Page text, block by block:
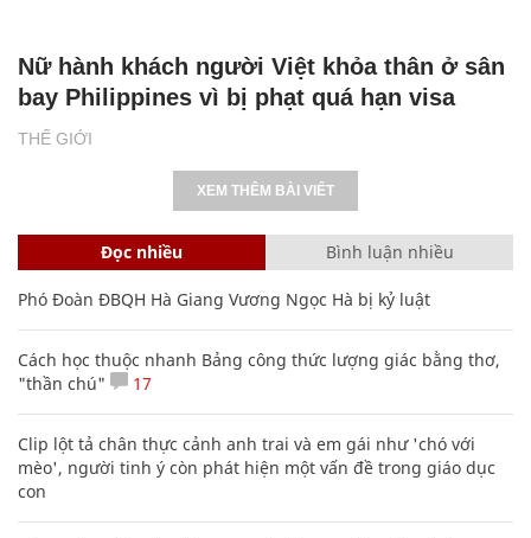
THẾ GIỚI
Nữ hành khách người Việt khỏa thân ở sân
bay Philippines vì bị phạt quá hạn visa
XEM THÊM BÀI VIẾT
Đọc nhiều Bình luận nhiều
Phó Đoàn ĐBQH Hà Giang Vương Ngọc Hà bị kỷ luật
Cách học thuộc nhanh Bảng công thức lượng giác bằng thơ,
"thần chú"
17
Clip lột tả chân thực cảnh anh trai và em gái như 'chó với
mèo', người tinh ý còn phát hiện một vấn đề trong giáo dục
con